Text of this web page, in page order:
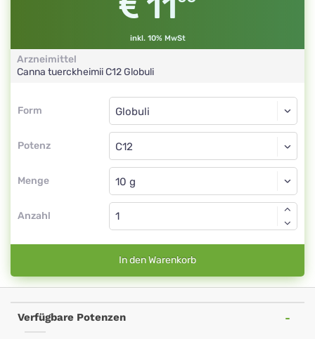
inkl. 10% MwSt
Arzneimittel
Canna tuerckheimiiC12Globuli
Form
Form
Potenz
Globuli
C12
Menge
Globuli
Anzahl
In den Warenkorb
Verfügbare Potenzen